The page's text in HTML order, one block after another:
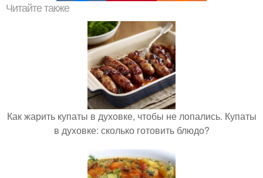
Читайте также
Как жарить купаты в духовке, чтобы не лопались. Купаты
в духовке: сколько готовить блюдо?